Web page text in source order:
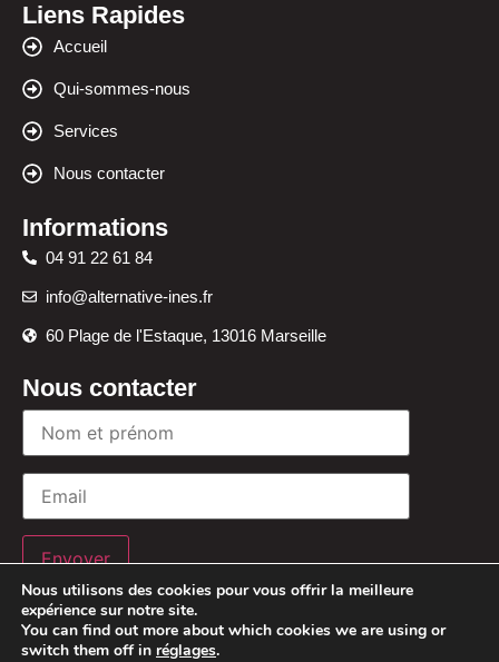
Liens Rapides
Accueil
Qui-sommes-nous
Services
Nous contacter
Informations
04 91 22 61 84
info@alternative-ines.fr
60 Plage de l'Estaque, 13016 Marseille
Nous contacter
Envoyer
Nous utilisons des cookies pour vous offrir la meilleure
expérience sur notre site.
You can find out more about which cookies we are using or
switch them off in réglages.